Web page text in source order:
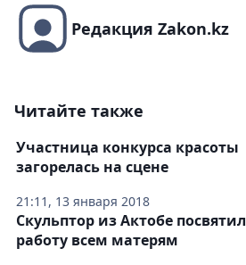
Редакция Zakon.kz
Читайте также
21:11, 13 января 2018
Участница конкурса красоты
загорелась на сцене
Скульптор из Актобе посвятил
работу всем матерям